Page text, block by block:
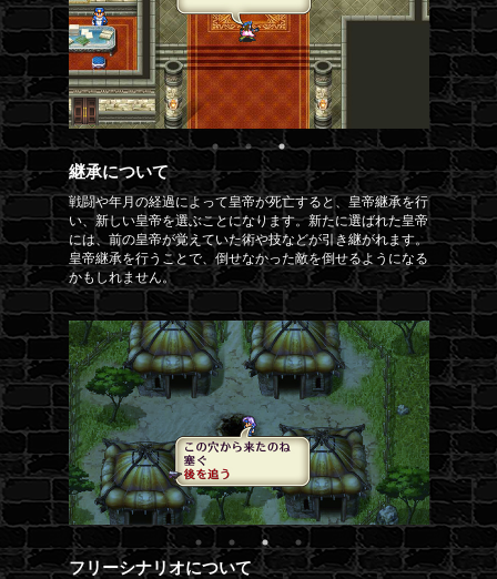
継承について
戦闘や年月の経過によって皇帝が死亡すると、皇帝継承を行
い、新しい皇帝を選ぶことになります。新たに選ばれた皇帝
には、前の皇帝が覚えていた術や技などが引き継がれます。
皇帝継承を行うことで、倒せなかった敵を倒せるようになる
かもしれません。
フリーシナリオについて